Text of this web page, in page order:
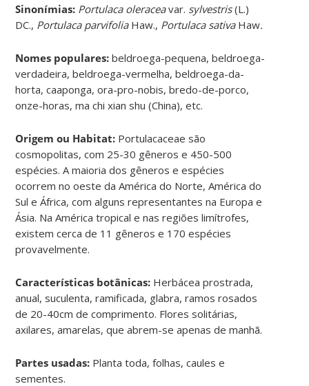
Sinonímias: Portulaca oleraceavar. sylvestris(L.)
DC., Portulaca parvifoliaHaw., Portulaca sativaHaw.
Nomes populares:beldroega-pequena, beldroega-
verdadeira, beldroega-vermelha, beldroega-da-
horta, caaponga, ora-pro-nobis, bredo-de-porco,
onze-horas, ma chi xian shu (China), etc.
Origem ou Habitat: Portulacaceae são
cosmopolitas, com 25-30 gêneros e 450-500
espécies. A maioria dos gêneros e espécies
ocorrem no oeste da América do Norte, América do
Sul e África, com alguns representantes na Europa e
Ásia. Na América tropical e nas regiões limítrofes,
existem cerca de 11 gêneros e 170 espécies
provavelmente.
Características botânicas: Herbácea prostrada,
anual, suculenta, ramificada, glabra, ramos rosados
de 20-40cm de comprimento. Flores solitárias,
axilares, amarelas, que abrem-se apenas de manhã.
Partes usadas: Planta toda, folhas, caules e
sementes.